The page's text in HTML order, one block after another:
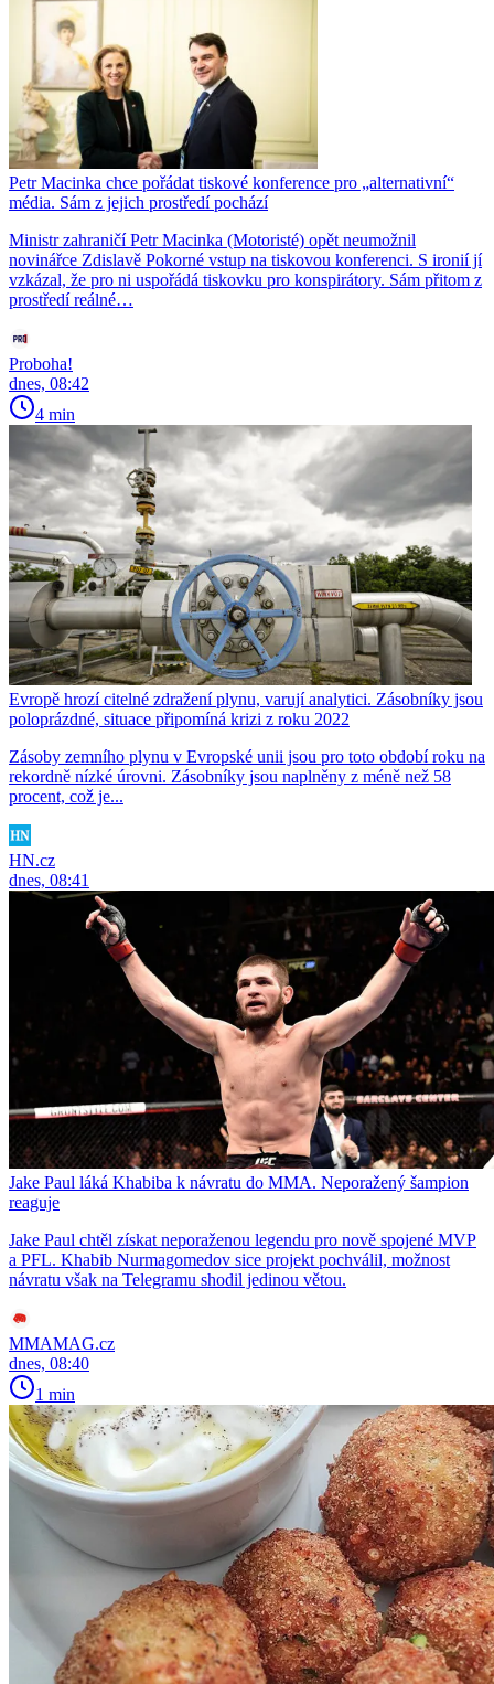
Petr Macinka chce pořádat tiskové konference pro „alternativní“
média. Sám z jejich prostředí pochází
Ministr zahraničí Petr Macinka (Motoristé) opět neumožnil
novinářce Zdislavě Pokorné vstup na tiskovou konferenci. S ironií jí
vzkázal, že pro ni uspořádá tiskovku pro konspirátory. Sám přitom z
prostředí reálné…
Proboha!
dnes, 08:42
4 min
Evropě hrozí citelné zdražení plynu, varují analytici. Zásobníky jsou
poloprázdné, situace připomíná krizi z roku 2022
Zásoby zemního plynu v Evropské unii jsou pro toto období roku na
rekordně nízké úrovni. Zásobníky jsou naplněny z méně než 58
procent, což je...
HN.cz
dnes, 08:41
Jake Paul láká Khabiba k návratu do MMA. Neporažený šampion
reaguje
Jake Paul chtěl získat neporaženou legendu pro nově spojené MVP
a PFL. Khabib Nurmagomedov sice projekt pochválil, možnost
návratu však na Telegramu shodil jedinou větou.
MMAMAG.cz
dnes, 08:40
1 min